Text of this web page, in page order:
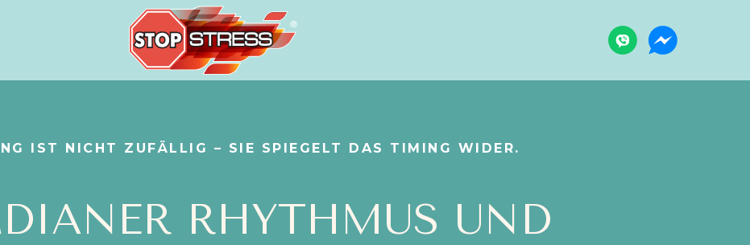
IST NICHT ZUFÄLLIG – SIE SPIEGELT DAS TIMING WIDER.
DIANER RHYTHMUS UND